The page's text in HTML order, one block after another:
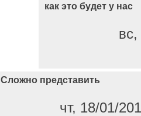
как это будет у нас
Сложно представить
чт, 18/01/